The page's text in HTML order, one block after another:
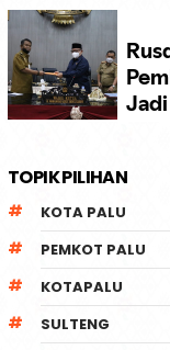
TOPIK PILIHAN
KOTA PALU
PEMKOT PALU
KOTAPALU
SULTENG